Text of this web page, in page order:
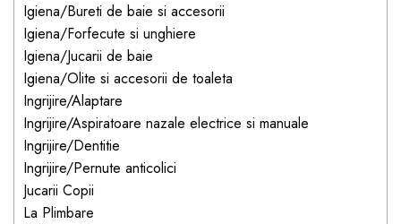
Termometre copii
Căști antifonice copii și
dopuri de urechi
Produse îngrijire copii
Igiena copii
Igiena/Bureti de baie si accesorii
Igiena/Forfecute si unghiere
Igiena/Jucarii de baie
Igiena/Olite si accesorii de toaleta
Ingrijire/Alaptare
Ingrijire/Aspiratoare nazale electrice si manuale
Ingrijire/Dentitie
Ingrijire/Pernute anticolici
Jucarii Copii
La Plimbare